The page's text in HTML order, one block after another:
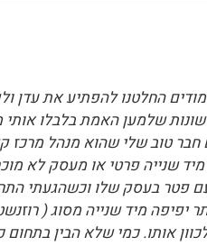
החלטנו להפתיע את עדן
דעת שונות שלמען האמת בלבלו
טוב שלי שהוא מנהל מרכז
שנייה פרטי או מעסק לא
פטר בעסק שלו וכשהגעתי
יפיפה מיד שנייה מסוג (
אותו. כמי שלא הבין בתחום